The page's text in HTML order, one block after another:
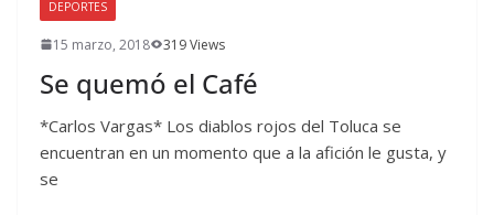
DEPORTES
15 marzo, 2018 319 Views
Se quemó el Café
*Carlos Vargas* Los diablos rojos del Toluca se
encuentran en un momento que a la afición le gusta, y
se